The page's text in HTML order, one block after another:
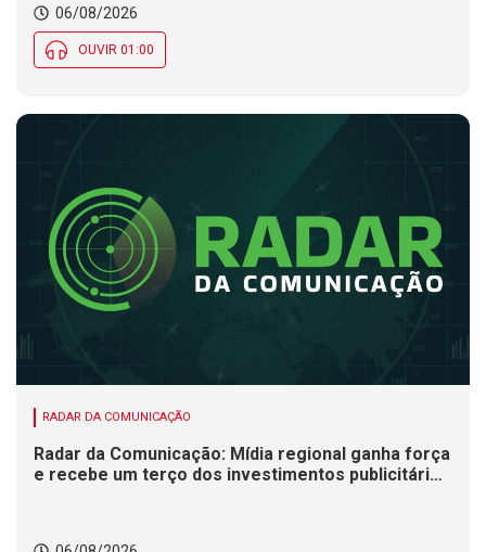
seletivo nesta quinta (6)
06/08/2026
OUVIR 01:00
RADAR DA COMUNICAÇÃO
Radar da Comunicação: Mídia regional ganha força
e recebe um terço dos investimentos publicitários